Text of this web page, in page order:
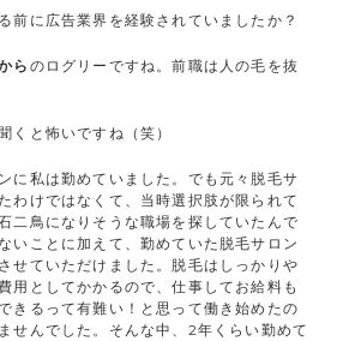
前に広告業界を経験されていましたか？
ら のログリーですね。前職は人の毛を抜
くと怖いですね（笑）
に私は勤めていました。でも元々脱毛サ
わけではなくて、当時選択肢が限られて
二鳥になりそうな職場を探していたんで
いことに加えて、勤めていた脱毛サロン
せていただけました。脱毛はしっかりや
用としてかかるので、仕事してお給料も
きるって有難い！と思って働き始めたの
せんでした。そんな中、2年くらい勤めて